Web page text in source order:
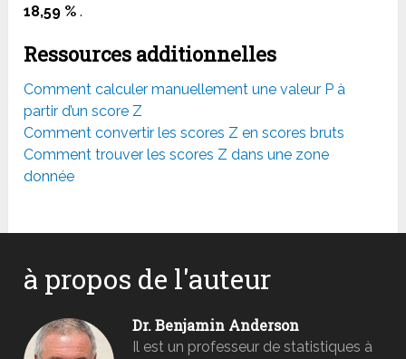
18,59 % .
Ressources additionnelles
Comment calculer manuellement une valeur P à
partir d’un score Z
Comment convertir les scores Z en scores bruts
Comment trouver les scores Z dans une zone
donnée
à propos de l'auteur
Dr. Benjamin Anderson
Il est un professeur de statistiques à